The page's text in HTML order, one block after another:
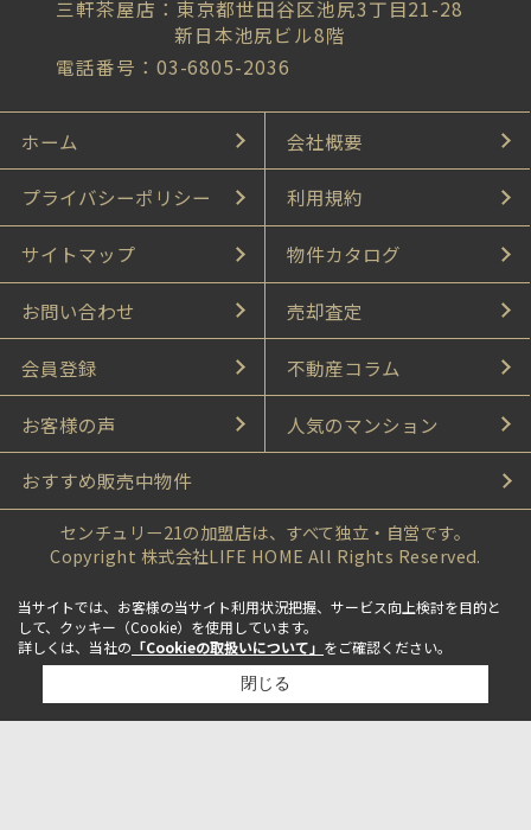
三軒茶屋店：東京都世田谷区池尻3丁目21-28
新日本池尻ビル8階
電話番号：03-6805-2036
ホーム 会社概要
プライバシーポリシー 利用規約
サイトマップ 物件カタログ
お問い合わせ 売却査定
会員登録 不動産コラム
お客様の声 人気のマンション
おすすめ販売中物件
センチュリー21の加盟店は、すべて独立・自営です。
Copyright 株式会社LIFE HOME All Rights Reserved.
当サイトでは、お客様の当サイト利用状況把握、サービス向上検討を目的と
して、クッキー（Cookie）を使用しています。
詳しくは、当社の 「Cookieの取扱いについて」 をご確認ください。
閉じる